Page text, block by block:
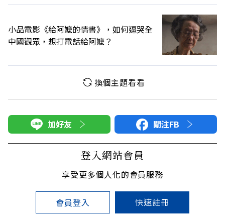
小品電影《給阿嬤的情書》，如何逼哭全
中國觀眾，想打電話給阿嬤？
換個主題看看
加好友 關注FB
登入網站會員
享受更多個人化的會員服務
會員登入 快速註冊